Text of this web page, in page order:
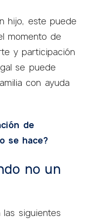
hijo, este puede
momento de
y participación
se puede
con ayuda
de
se hace?
no un
siguientes